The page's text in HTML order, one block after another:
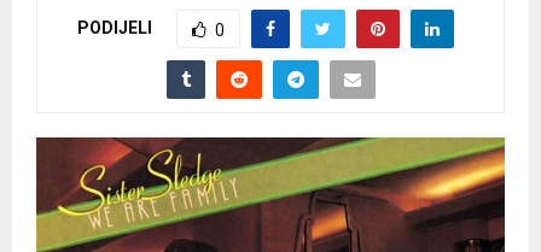
PODIJELI 0